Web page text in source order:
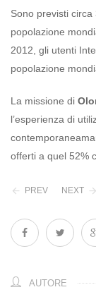
Sono previsti
popolazione
2012, gli utenti
popolazione
La missione di
l’esperienza di
offerti a quel 52%
PREV NEXT
AUTORE